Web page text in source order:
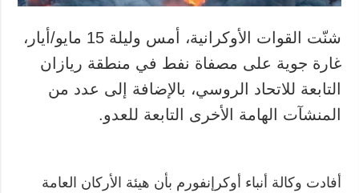
شنّت القوات الأوكرانية، أمس وليلة 15 مايو/أيار،
غارة جوية على مصفاة نفط في منطقة ريازان
التابعة للاتحاد الروسي، بالإضافة إلى عدد من
المنشآت الهامة الأخرى التابعة للعدو.
أفادت وكالة أنباء أوكرإنفورم بأن هيئة الأركان العامة